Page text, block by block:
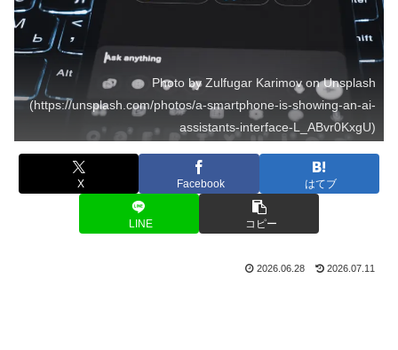
Photo by Zulfugar Karimov on Unsplash
(https://unsplash.com/photos/a-smartphone-is-showing-an-ai-
assistants-interface-L_ABvr0KxgU)
X Facebook はてブ
LINE コピー
2026.06.28 2026.07.11